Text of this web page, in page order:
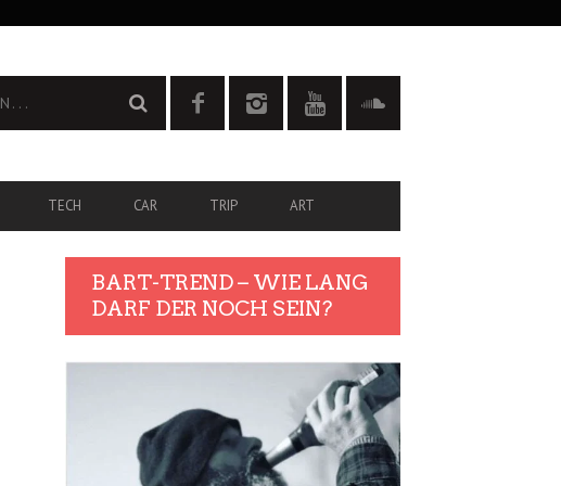
TECH CAR TRIP ART
BART-TREND – WIE LANG
DARF DER NOCH SEIN?